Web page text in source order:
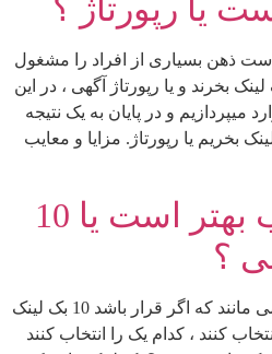
یا رپورتاژ ؟
ذهن بسیاری از افراد را مشغول
بخرند و یا رپورتاژ آگهی ، در این
میپردازیم و در پایان به یک نتیجه
یا رپورتاژ. مزایا و معایب
1 بک لینک خوب بهتر است یا 10
؟
خیلی از دوستان گاهی واقعا می مانند که اگر قرار باشد 10 بک لینک
را انتخاب کنند ، کدام یک را انتخاب کنند